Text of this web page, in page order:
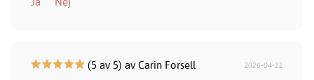
(5 av 5) av Carin Forsell 2026-04-11